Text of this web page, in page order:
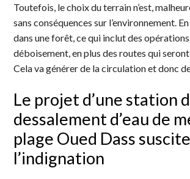
Toutefois, le choix du terrain n’est,
sans conséquences sur l’environnement.
dans une forêt, ce qui inclut des
déboisement, en plus des routes qui
Cela va générer de la circulation et donc
Le projet d’une station
dessalement d’eau de
plage Oued Dass suscite
l’indignation